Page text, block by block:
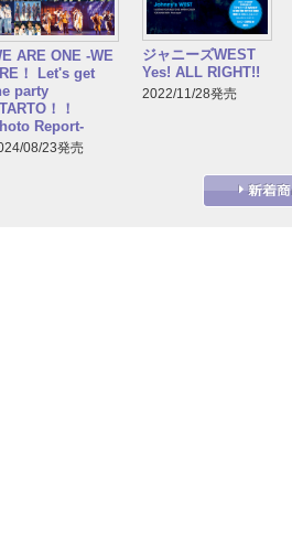
ARE ONE -WE
！ Let's get
party
！！
Report-
08/23発売
ジャニーズWEST
Yes! ALL RIGHT!!
2022/11/28発売